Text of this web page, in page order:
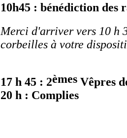
10h45 : bénédiction des
Merci d'arriver vers 10 h
corbeilles à votre
17 h 45 : 2èmes Vêpres
20 h : Complies